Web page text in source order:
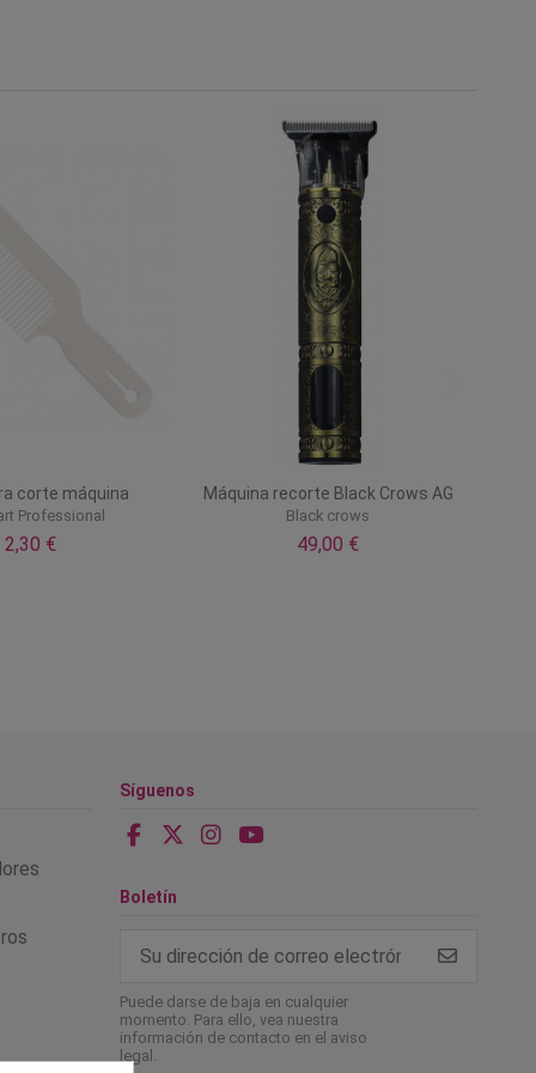
corte máquina
Professional
2,30 €
Máquina recorte Black Crows AG
Black crows
49,00 €
Síguenos
Boletín
Puede darse de baja en cualquier
momento. Para ello, vea nuestra
información de contacto en el aviso
legal.